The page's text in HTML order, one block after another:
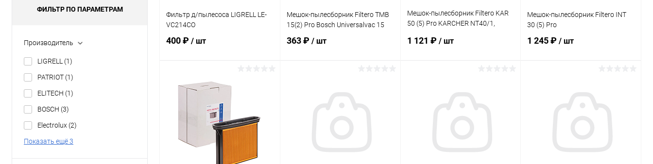
ФИЛЬТР ПО ПАРАМЕТРАМ
Производитель
LIGRELL (1)
PATRIOT (1)
ELITECH (1)
BOSCH (3)
Electrolux (2)
Показать ещё 3
Фильтр д/пылесоса LIGRELL LE-
VC214CO
400 ₽ / шт
В корзину
Купить в 1 клик
В избранное В наличии
Мешок-пылесборник Filtero TMB
15(2) Pro Bosch Universalvac 15
363 ₽ / шт
Мешок-пылесборник Filtero KAR
50 (5) Pro KARCHER NT40/1,
1 121 ₽ / шт
Мешок-пылесборник Filtero INT
30 (5) Pro
1 245 ₽/ шт